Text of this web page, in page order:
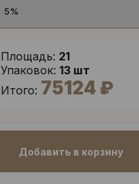
Площадь: 21
Упаковок: 13 шт
Итого: 75124 ₽
Добавить в корзину